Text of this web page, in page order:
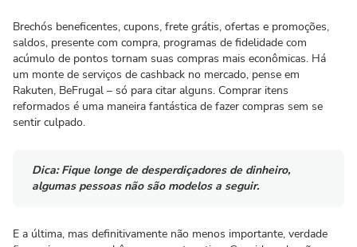
Brechós beneficentes, cupons, frete grátis, ofertas e promoções,
saldos, presente com compra, programas de fidelidade com
acúmulo de pontos tornam suas compras mais econômicas. Há
um monte de serviços de cashback no mercado, pense em
Rakuten, BeFrugal – só para citar alguns. Comprar itens
reformados é uma maneira fantástica de fazer compras sem se
sentir culpado.
Dica:Fique longe de desperdiçadores de dinheiro,
algumas pessoas não são modelos a seguir.
E a última, mas definitivamente não menos importante, verdade